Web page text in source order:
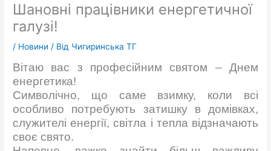
Шановні працівники енергетичної
галузі!
/ Новини / Від Чигиринська ТГ
Вітаю вас з професійним святом – Днем
енергетика!
Символічно, що саме взимку, коли всі
особливо потребують затишку в домівках,
служителі енергії, світла і тепла відзначають
своє свято.